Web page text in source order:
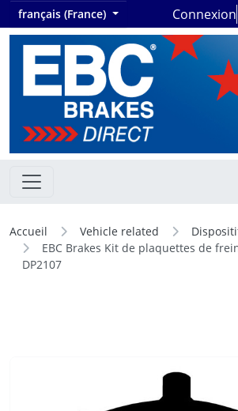
français (France) Connexion
Accueil Vehicle related
EBC Brakes Kit de plaquettes de
DP2107